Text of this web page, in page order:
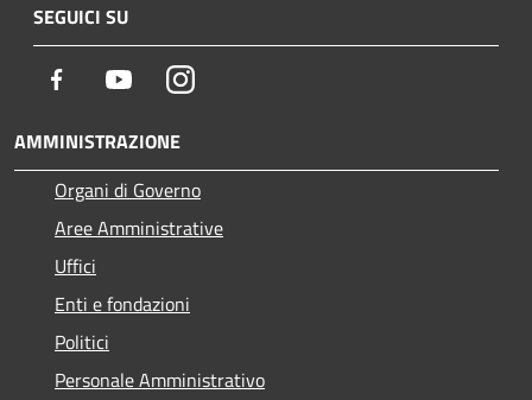
SEGUICI SU
Facebook YoutubeInstagram
AMMINISTRAZIONE
Organi di Governo
Aree Amministrative
Uffici
Enti e fondazioni
Politici
Personale Amministrativo